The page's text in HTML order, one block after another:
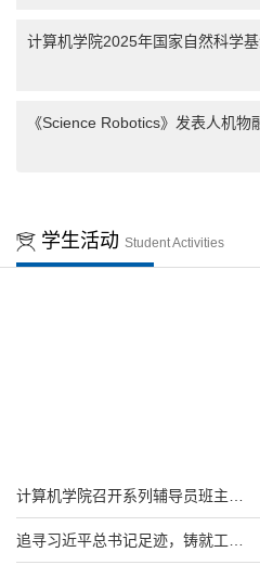
计算机学院2025年国家自然科学
《Science Robotics》发表人机物
学生活动 Student Activities
计算机学院召开系列辅导员班主任
工作会议
追寻习近平总书记足迹，铸就工业